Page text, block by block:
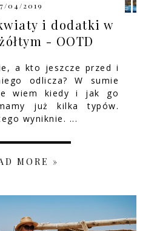
7/04/2019
i dodatki w
- OOTD
a kto jeszcze przed i
odlicza? W sumie
wiem kiedy i jak go
już kilka typów.
wyniknie. ...
MORE »